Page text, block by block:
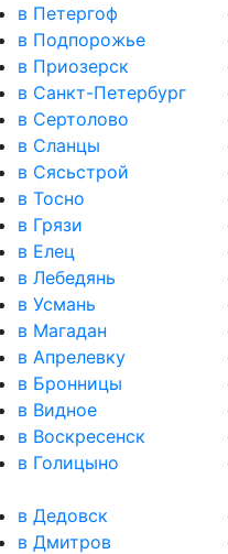
в Петергоф
в Подпорожье
в Приозерск
в Санкт-Петербург
в Сертолово
в Сланцы
в Сясьстрой
в Тосно
в Грязи
в Елец
в Лебедянь
в Усмань
в Магадан
в Апрелевку
в Бронницы
в Видное
в Воскресенск
в Голицыно
в Дедовск
в Дмитров